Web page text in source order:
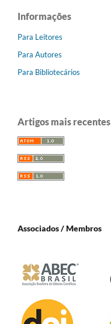
Informações
Para Leitores
Para Autores
Para Bibliotecários
Artigos mais recentes
Associados / Membros